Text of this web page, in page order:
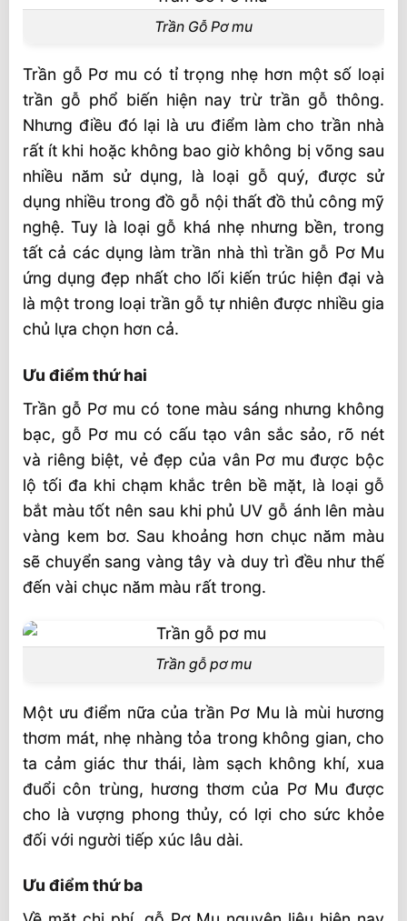
Trần Gỗ Pơ mu
Trần gỗ Pơ mu có tỉ trọng nhẹ hơn một số loại
trần gỗ phổ biến hiện nay trừ trần gỗ thông.
Nhưng điều đó lại là ưu điểm làm cho trần nhà
rất ít khi hoặc không bao giờ không bị võng sau
nhiều năm sử dụng, là loại gỗ quý, được sử
dụng nhiều trong đồ gỗ nội thất đồ thủ công mỹ
nghệ. Tuy là loại gỗ khá nhẹ nhưng bền, trong
tất cả các dụng làm trần nhà thì trần gỗ Pơ Mu
ứng dụng đẹp nhất cho lối kiến trúc hiện đại và
là một trong loại trần gỗ tự nhiên được nhiều gia
chủ lựa chọn hơn cả.
Ưu điểm thứ hai
Trần gỗ Pơ mu có tone màu sáng nhưng không
bạc, gỗ Pơ mu có cấu tạo vân sắc sảo, rõ nét
và riêng biệt, vẻ đẹp của vân Pơ mu được bộc
lộ tối đa khi chạm khắc trên bề mặt, là loại gỗ
bắt màu tốt nên sau khi phủ UV gỗ ánh lên màu
vàng kem bơ. Sau khoảng hơn chục năm màu
sẽ chuyển sang vàng tây và duy trì đều như thế
đến vài chục năm màu rất trong.
Trần gỗ pơ mu
Một ưu điểm nữa của trần Pơ Mu là mùi hương
thơm mát, nhẹ nhàng tỏa trong không gian, cho
ta cảm giác thư thái, làm sạch không khí, xua
đuổi côn trùng, hương thơm của Pơ Mu được
cho là vượng phong thủy, có lợi cho sức khỏe
đối với người tiếp xúc lâu dài.
Ưu điểm thứ ba